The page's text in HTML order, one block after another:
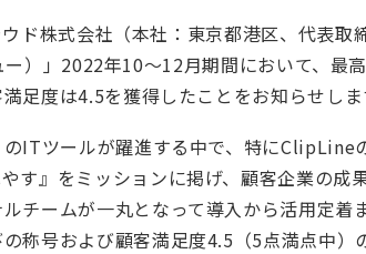
ド株式会社（本社：東京都港区、代表
）」2022年10～12月期間において、最
足度は4.5を獲得したことをお知らせしま
ITツールが躍進する中で、特にClipLine
す』をミッションに掲げ、顧客企業の成
チームが一丸となって導入から活用定
称号および顧客満足度4.5（5点満点中）